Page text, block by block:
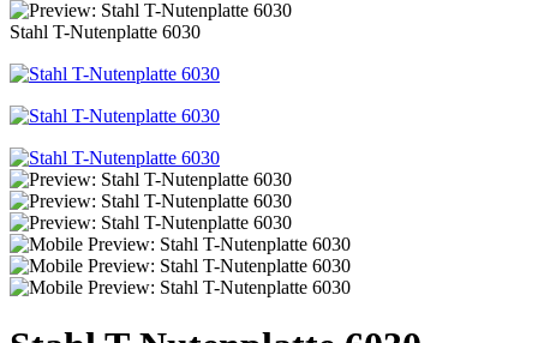
Stahl T-Nutenplatte 6030